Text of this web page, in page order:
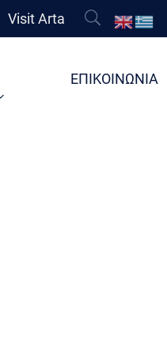
Visit Arta
ΕΠΙΚΟΙΝΩΝΙΑ